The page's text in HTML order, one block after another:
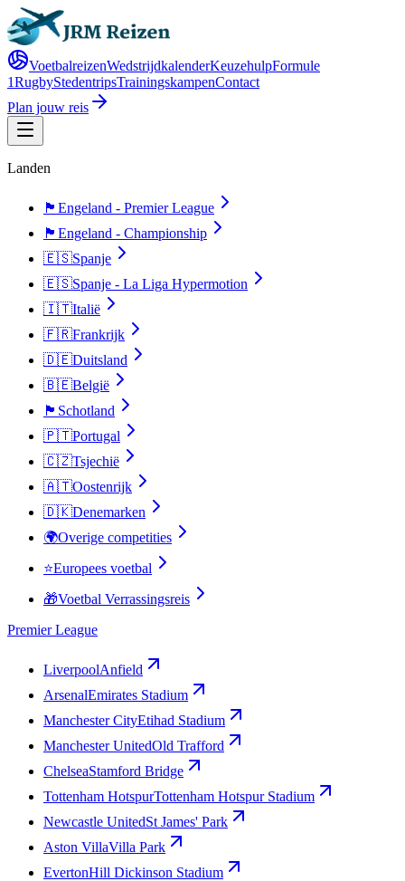
VoetbalreizenWedstrijdkalenderKeuzehulpFormule
1RugbyStedentripsTrainingskampenContact
Plan jouw reis
Landen
🏴󠁧󠁢󠁥󠁮󠁧󠁿 Engeland - Premier League
🏴󠁧󠁢󠁥󠁮󠁧󠁿 Engeland - Championship
🇪🇸Spanje
🇪🇸Spanje - La Liga Hypermotion
🇮🇹Italië
🇫🇷Frankrijk
🇩🇪Duitsland
🇧🇪België
🏴󠁧󠁢󠁳󠁣󠁴󠁿 Schotland
🇵🇹Portugal
🇨🇿Tsjechië
🇦🇹Oostenrijk
🇩🇰Denemarken
🌍Overige competities
⭐Europees voetbal
🎁Voetbal Verrassingsreis
Premier League
LiverpoolAnfield
ArsenalEmirates Stadium
Manchester CityEtihad Stadium
Manchester UnitedOld Trafford
ChelseaStamford Bridge
Tottenham HotspurTottenham Hotspur Stadium
Newcastle UnitedSt James' Park
Aston VillaVilla Park
EvertonHill Dickinson Stadium